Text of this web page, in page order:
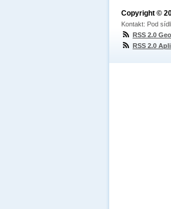
Copyright ©
Kontakt: Pod
RSS 2.0
RSS 2.0